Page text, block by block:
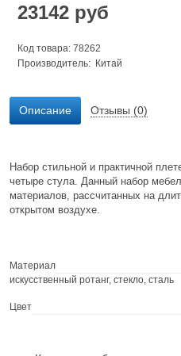
23142 руб
Код товара: 78262
Производитель: Китай
Описание Отзывы (0)
Набор стильной и практичной
четыре стула. Данный набор
материалов, рассчитанных на
открытом воздухе.
Материал
искусственный ротанг, стекло, сталь
Цвет